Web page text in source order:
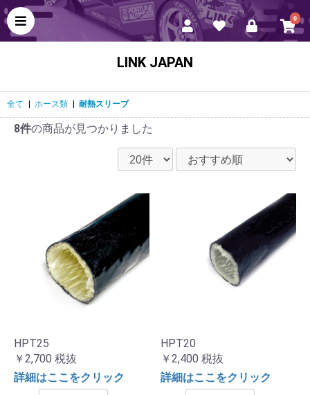
0
LINK JAPAN
全て ホース類 耐熱スリーブ
8件の商品が見つかりました
HPT25
￥2,700 税抜
詳細はここをクリック
HPT20
￥2,400 税抜
詳細はここをクリック